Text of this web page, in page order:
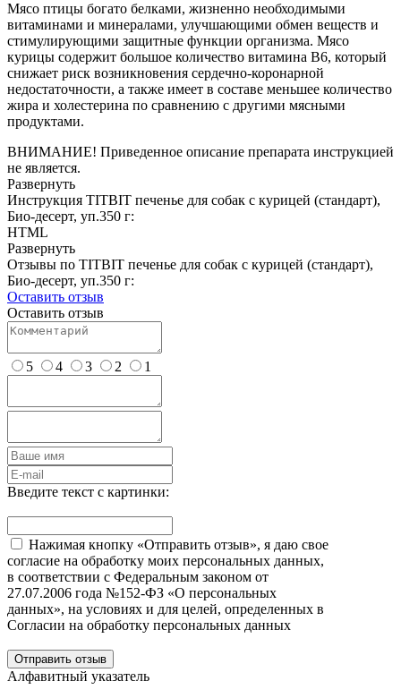
Мясо птицы богато белками, жизненно необходимыми
витаминами и минералами, улучшающими обмен веществ и
стимулирующими защитные функции организма. Мясо
курицы содержит большое количество витамина В6, который
снижает риск возникновения сердечно-коронарной
недостаточности, а также имеет в составе меньшее количество
жира и холестерина по сравнению с другими мясными
продуктами.
ВНИМАНИЕ! Приведенное описание препарата инструкцией
не является.
Развернуть
Инструкция TITBIT печенье для собак с курицей (стандарт),
Био-десерт, уп.350 г:
HTML
Развернуть
Отзывы по TITBIT печенье для собак с курицей (стандарт),
Био-десерт, уп.350 г:
Оставить отзыв
Оставить отзыв
5 4 3 2 1
Введите текст с картинки:
Нажимая кнопку «Отправить отзыв», я даю свое
согласие на обработку моих персональных данных,
в соответствии с Федеральным законом от
27.07.2006 года №152-ФЗ «О персональных
данных», на условиях и для целей, определенных в
Согласии на обработку персональных данных
Отправить отзыв
Алфавитный указатель